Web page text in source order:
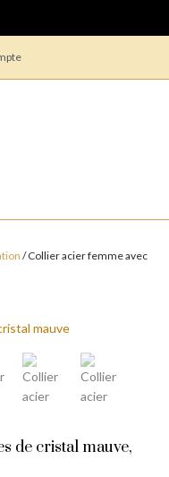
/ Collier acier femme avec
de cristal mauve,